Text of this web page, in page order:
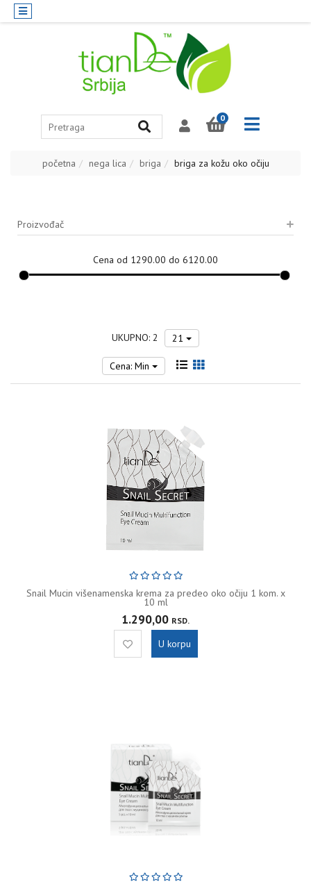
0
početna nega lica briga briga za kožu oko očiju
Proizvođač
Cena od 1290.00 do 6120.00
UKUPNO: 2 21
Cena: Min
Snail Mucin višenamenska krema za predeo oko očiju 1 kom. x
10 ml
1.290,00 RSD.
U korpu